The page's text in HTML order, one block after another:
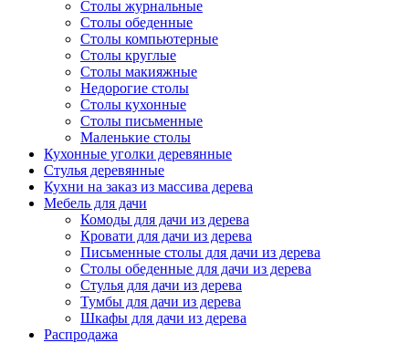
Столы журнальные
Столы обеденные
Столы компьютерные
Столы круглые
Столы макияжные
Недорогие столы
Столы кухонные
Столы письменные
Маленькие столы
Кухонные уголки деревянные
Стулья деревянные
Кухни на заказ из массива дерева
Мебель для дачи
Комоды для дачи из дерева
Кровати для дачи из дерева
Письменные столы для дачи из дерева
Столы обеденные для дачи из дерева
Стулья для дачи из дерева
Тумбы для дачи из дерева
Шкафы для дачи из дерева
Распродажа